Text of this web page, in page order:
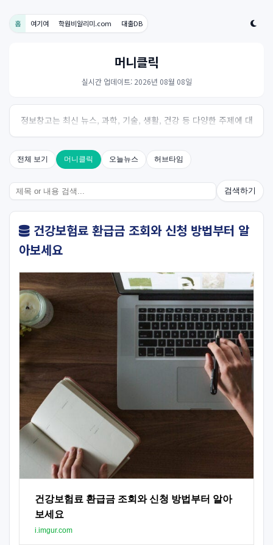
홈 여기여 학원비알리미.com 대출DB
머니클릭
실시간 업데이트: 2026년 08월 08일
정보창고는 최신 뉴스, 과학, 기술, 생활, 건강 등 다양한 주제에 대
한 신뢰성 있는 정보를 제공하는 온라인 자료실입니다.
전체 보기 머니클릭 오늘뉴스 허브타임
검색하기
건강보험료 환급금 조회와 신청 방법부터 알
아보세요
건강보험료 환급금 조회와 신청 방법부터 알아
보세요
i.imgur.com